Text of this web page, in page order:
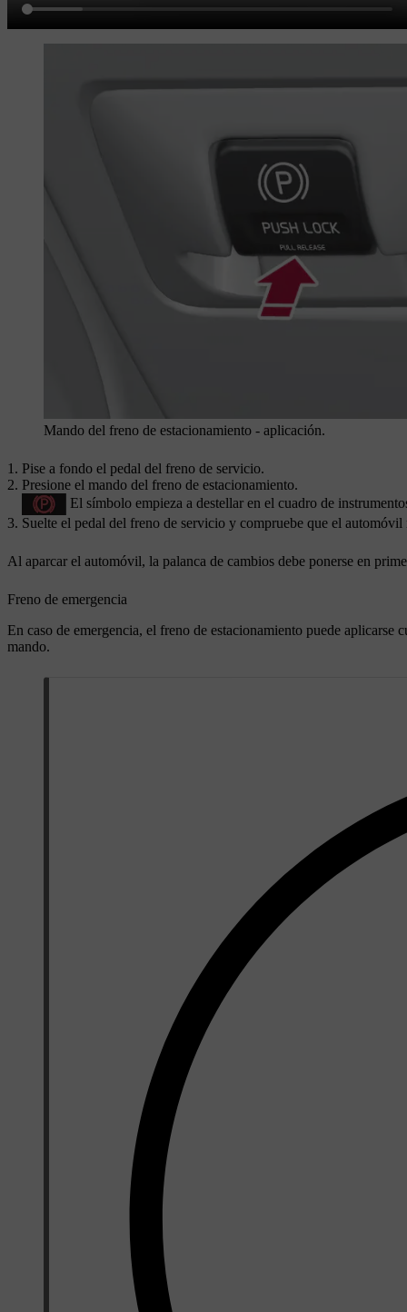
Mando del freno de estacionamiento - aplicación.
Pise a fondo el pedal del freno de servicio.
Presione el mando del freno de estacionamiento.
El símbolo empieza a destellar en el cuadro de
Suelte el pedal del freno de servicio y compruebe que el automóvil
Al aparcar el automóvil, la palanca de cambios debe ponerse en
Freno de emergencia
En caso de emergencia, el freno de estacionamiento puede
mando.